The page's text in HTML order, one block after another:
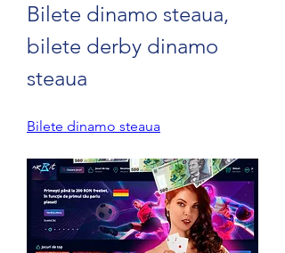
Bilete dinamo steaua,
bilete derby dinamo
steaua
Bilete dinamo steaua